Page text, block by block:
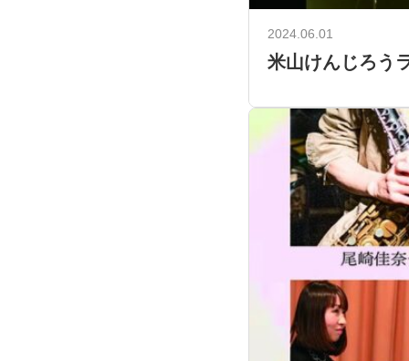
2024.06.01
米山けんじろう